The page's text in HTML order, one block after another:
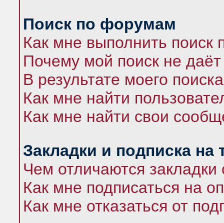
Поиск по форумам
Как мне выполнить
Почему мой поиск не даёт
В результате моего
Как мне найти
Как мне найти свои
Закладки и подписка на
Чем отличаются закладки
Как мне подписаться на
Как мне отказаться от